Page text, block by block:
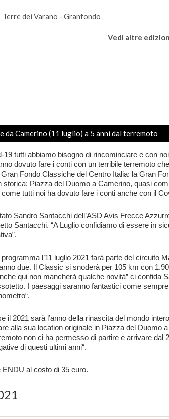
Terre dei Varano - Granfondo
Vedi altre
Camerino (11 luglio) a 5 anni dal terremoto
19 tutti abbiamo bisogno di rincominciare e con
dovuto fare i conti con un terribile terremoto
Fondo Classiche del Centro Italia: la Gran
Piazza del Duomo a Camerino, quasi
tutti noi ha dovuto fare i conti anche con il
Sandro Santacchi dell’ASD Avis Frecce
Santacchi. “A Luglio confidiamo di essere in
.
programma l’11 luglio 2021 farà parte del circuito
due. Il Classic si snoderà per 105 km con
qui non mancherà qualche novità” ci confida
I paesaggi saranno fantastici come
“.
il 2021 sarà l’anno della rinascita del mondo
alla sua location originale in Piazza del Duomo
non ci ha permesso di partire e arrivare dal
di questi ultimi anni“.
al costo di 35 euro.